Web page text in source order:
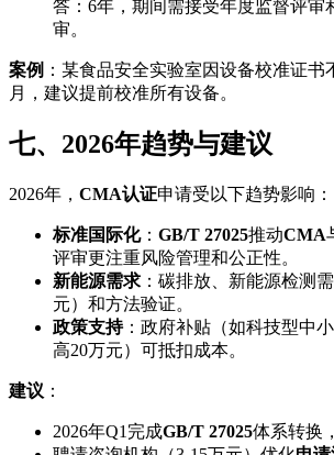
答：6年，期间需接受年度监督评审
审。
案例 ：某食品安全实验室因设备校准证书
月，建议提前校准所有设备。
七、2026年趋势与建议
2026年， CMA认证申请受以下趋势影响：
标准国际化： GB/T 27025推动CMA
评审更注重风险管理和公正性。
新能源需求 ：碳排放、新能源检测
元）和方法验证。
政策支持：政府补贴（如科技型中
高20万元）可抵扣成本。
建议 ：
2026年Q1完成GB/T 27025体系转换